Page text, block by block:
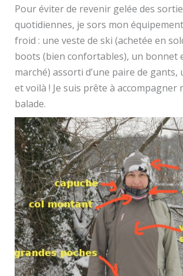
Pour éviter de revenir gelée des
quotidiennes, je sors mon
froid : une veste de ski (achetée en
boots (bien confortables), un bonnet
marché) assorti d’une paire de gants,
et voilà ! Je suis prête à accompagner
balade.